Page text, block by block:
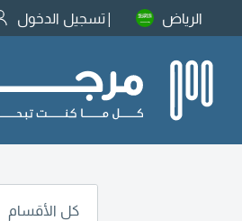
الرياض تسجيل الدخول
كل الأقسام